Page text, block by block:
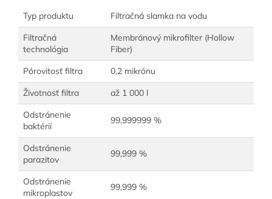
Typ produktu
Filtračná slamka na vodu
Filtračná
technológia
Membránový mikrofilter (Hollow
Fiber)
Pórovitosť filtra
0,2 mikrónu
Životnosť filtra
až 1 000 l
Odstránenie
baktérií
99,999999 %
Odstránenie
parazitov
99,999 %
Odstránenie
mikroplastov
99,999 %